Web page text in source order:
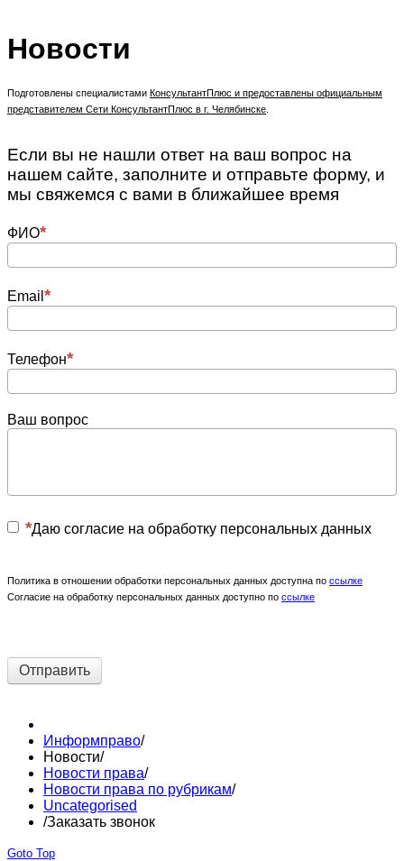
Новости
Подготовлены специалистами КонсультантПлюс и предоставлены официальным
представителем Сети КонсультантПлюс в г. Челябинске
Если вы не нашли ответ на ваш вопрос на
нашем сайте, заполните и отправьте форму, и
мы свяжемся с вами в ближайшее время
ФИО
Email
Телефон
Ваш вопрос
Даю согласие на обработку персональных данных
Политика в отношении обработки персональных данных доступна по ссылке
Согласие на обработку персональных данных доступно по ссылке
Отправить
Информправо/
Новости/
Новости права/
Новости права по рубрикам/
Uncategorised
/Заказать звонок
Goto Top